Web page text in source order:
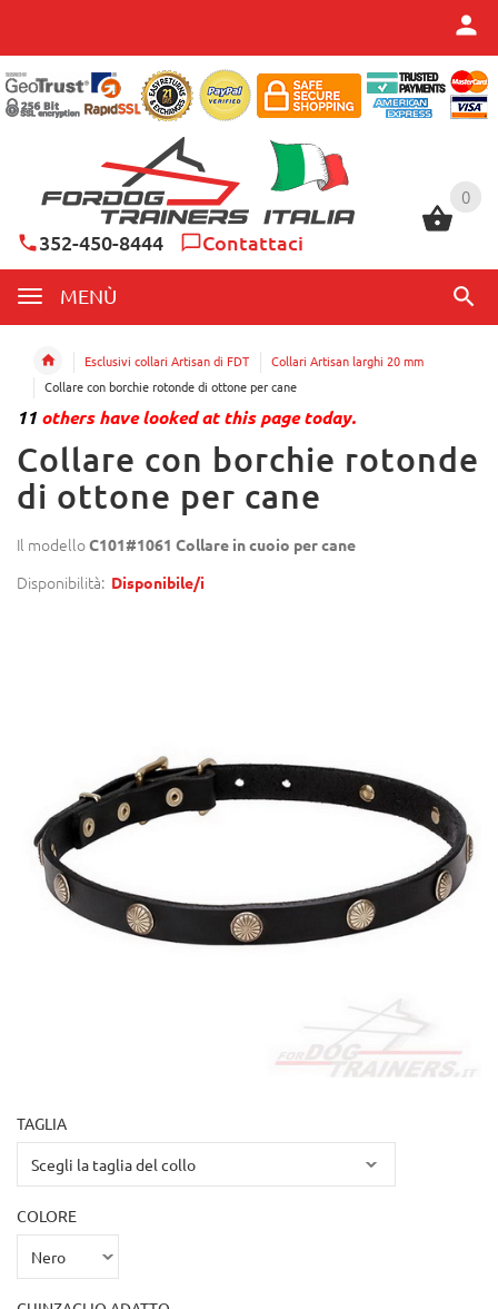
0
352-450-8444 Contattaci
MENÙ
0
Esclusivi collari Artisan di FDT
Collari Artisan larghi 20 mm
Collare con borchie rotonde di ottone per cane
11 others have looked at this page today.
Collare con borchie rotonde
di ottone per cane
Il modelloC101#1061 Collare in cuoio per cane
Disponibilità: Disponibile/i
TAGLIA
COLORE